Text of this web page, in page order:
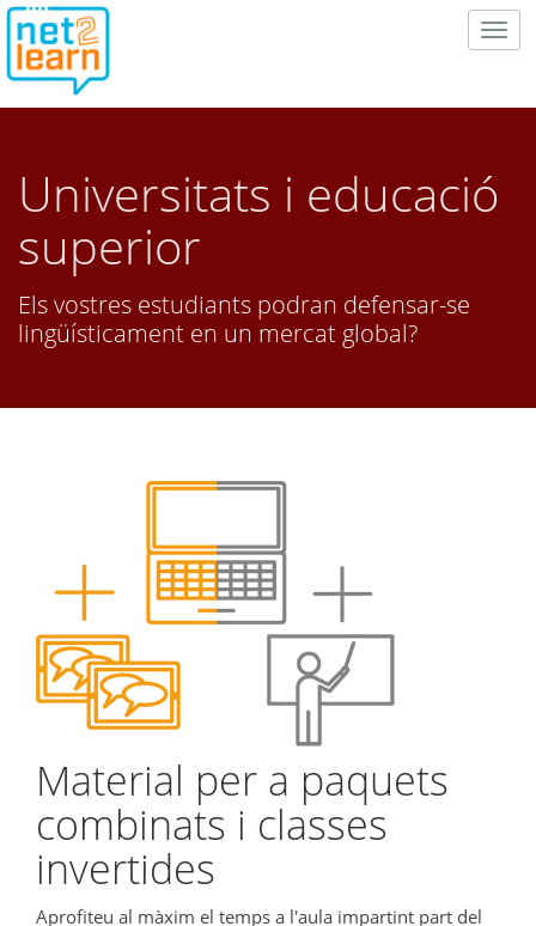
Universitats i educació
superior
Els vostres estudiants podran defensar-se
lingüísticament en un mercat global?
Material per a paquets
combinats i classes
invertides
Aprofiteu al màxim el temps a l'aula impartint part del